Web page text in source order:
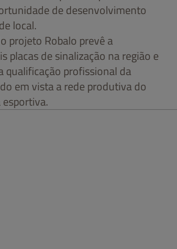
de desenvolvimento
local.
projeto Robalo prevê a
placas de sinalização na região e
qualificação profissional da
em vista a rede produtiva do